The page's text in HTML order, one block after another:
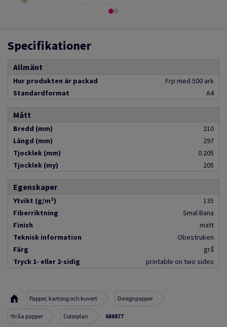
Specifikationer
Allmänt
Hur produkten är packad
Frp med 500 ark
Standardformat
A4
Mått
Bredd (mm)
210
Längd (mm)
297
Tjocklek (mm)
0.205
Tjocklek (my)
205
Egenskaper
Ytvikt (g/m²)
135
Fiberriktning
Smal Bana
Finish
matt
Teknisk information
Obestruken
Färg
grå
Tryck 1- eller 2-sidig
printable on two sides
Papper, kartong och kuvert Designpapper
Ytråa papper Colorplan 688877